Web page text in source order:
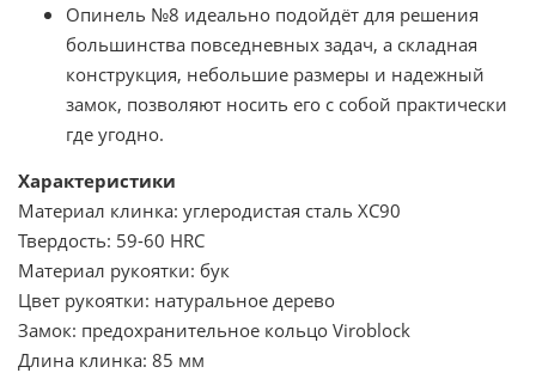
Опинель №8 идеально подойдёт для решения
большинства повседневных задач, а складная
конструкция, небольшие размеры и надежный
замок, позволяют носить его с собой практически
где угодно.
Характеристики
Материал клинка: углеродистая сталь XC90
Твердость: 59-60 HRC
Материал рукоятки: бук
Цвет рукоятки: натуральное дерево
Замок: предохранительное кольцо Viroblock
Длина клинка: 85 мм